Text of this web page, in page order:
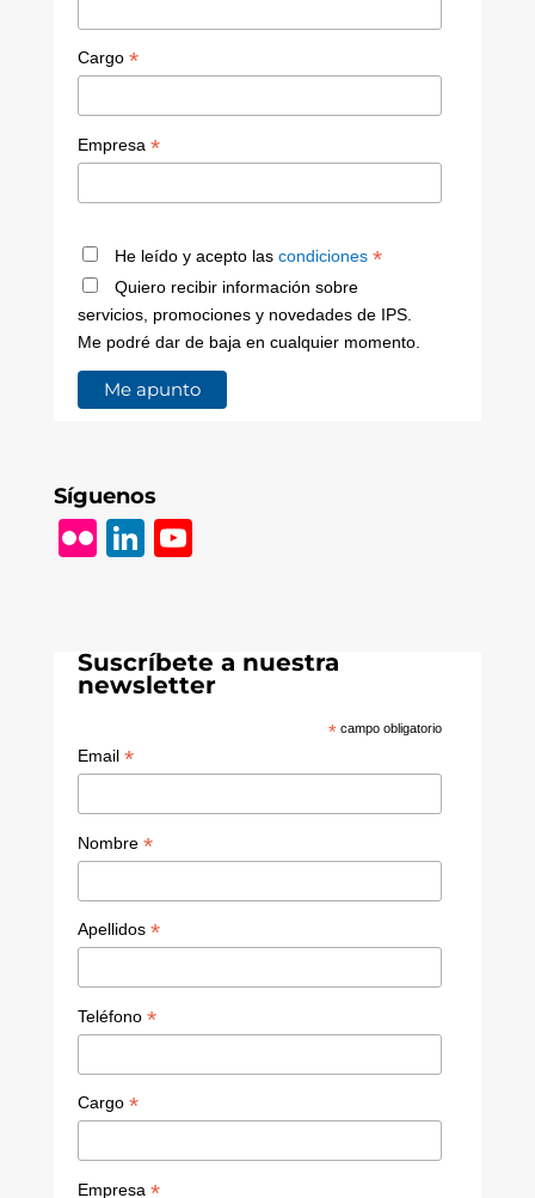
Cargo *
Empresa *
He leído y acepto las condiciones *
Quiero recibir información sobre
servicios, promociones y novedades de IPS.
Me podré dar de baja en cualquier momento.
Síguenos
Fl
r
Li
e
dI
Y
T
u
e
C
n
el
Suscríbete a nuestra
newsletter
* campo obligatorio
Email *
Nombre *
Apellidos *
Teléfono *
Cargo *
Empresa *